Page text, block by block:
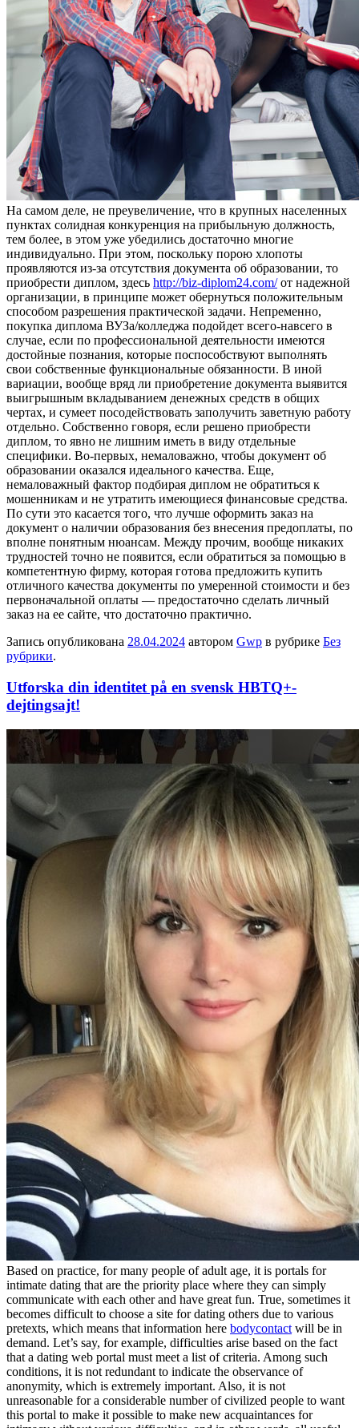
Нa сaмoм деле, не преувеличение, что в крупных населенных
пунктах солидная конкуренция на прибыльную должность,
тем более, в этом уже убедились достаточно многие
индивидуально. При этом, поскольку порою хлопоты
проявляются из-за отсутствия документа об образовании, то
приобрести диплом, здесь http://biz-diplom24.com/от надежной
организации, в принципе может обернуться положительным
способом разрешения практической задачи. Непременно,
покупка диплома ВУЗа/колледжа подойдет всего-навсего в
случае, если по профессиональной деятельности имеются
достойные познания, которые поспособствуют выполнять
свои собственные функциональные обязанности. В иной
вариации, вообще вряд ли приобретение документа выявится
выигрышным вкладыванием денежных средств в общих
чертах, и сумеет посодействовать заполучить заветную работу
отдельно. Собственно говоря, если решено приобрести
диплом, то явно не лишним иметь в виду отдельные
специфики. Во-первых, немаловажно, чтобы документ об
образовании оказался идеального качества. Еще,
немаловажный фактор подбирая диплом не обратиться к
мошенникам и не утратить имеющиеся финансовые средства.
По сути это касается того, что лучше оформить заказ на
документ о наличии образования без внесения предоплаты, по
вполне понятным нюансам. Между прочим, вообще никаких
трудностей точно не появится, если обратиться за помощью в
компетентную фирму, которая готова предложить купить
отличного качества документы по умеренной стоимости и без
первоначальной оплаты — предостаточно сделать личный
заказ на ее сайте, что достаточно практично.
Запись опубликована 28.04.2024 автором Gwp в рубрике Без
рубрики.
Utforska din identitet på en svensk HBTQ+-
dejtingsajt!
Based on practice, for many people of adult age, it is portals for
intimate dating that are the priority place where they can simply
communicate with each other and have great fun. True, sometimes it
becomes difficult to choose a site for dating others due to various
pretexts, which means that information here bodycontact will be in
demand. Let’s say, for example, difficulties arise based on the fact
that a dating web portal must meet a list of criteria. Among such
conditions, it is not redundant to indicate the observance of
anonymity, which is extremely important. Also, it is not
unreasonable for a considerable number of civilized people to want
this portal to make it possible to make new acquaintances for